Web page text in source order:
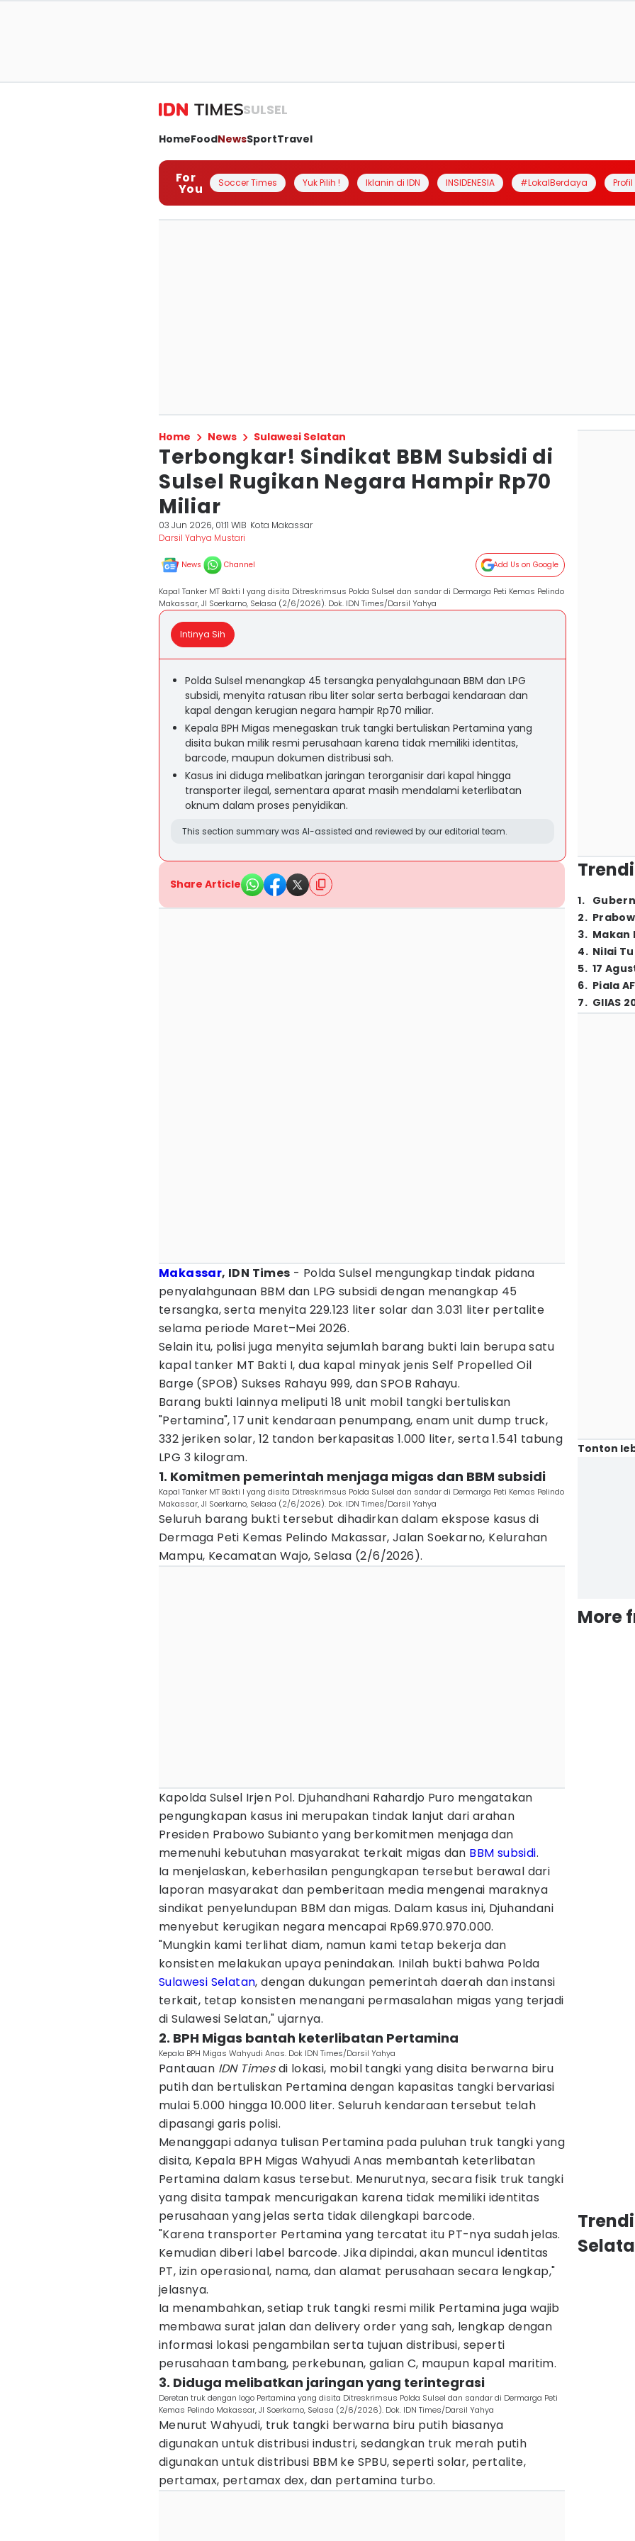
SULSEL
HomeFoodNewsSportTravel
For
You Soccer Times Yuk Pilih ! Iklanin di IDN INSIDENESIA #LokalBerdaya
Home News Sulawesi Selatan
Terbongkar! Sindikat BBM Subsidi di
Sulsel Rugikan Negara Hampir Rp70
Miliar
03 Jun 2026, 01:11 WIB Kota Makassar
Darsil Yahya Mustari
News Channel Add Us on Google
Kapal Tanker MT Bakti I yang disita Ditreskrimsus Polda Sulsel dan sandar di Dermarga Peti Kemas Pelindo
Makassar, Jl Soerkarno, Selasa (2/6/2026). Dok. IDN Times/Darsil Yahya
Intinya Sih
Polda Sulsel menangkap 45 tersangka penyalahgunaan BBM dan LPG
subsidi, menyita ratusan ribu liter solar serta berbagai kendaraan dan
kapal dengan kerugian negara hampir Rp70 miliar.
Kepala BPH Migas menegaskan truk tangki bertuliskan Pertamina yang
disita bukan milik resmi perusahaan karena tidak memiliki identitas,
barcode, maupun dokumen distribusi sah.
Kasus ini diduga melibatkan jaringan terorganisir dari kapal hingga
transporter ilegal, sementara aparat masih mendalami keterlibatan
oknum dalam proses penyidikan.
This section summary was AI-assisted and reviewed by our editorial team.
Share Article
Makassar, IDN Times - Polda Sulsel mengungkap tindak pidana
penyalahgunaan BBM dan LPG subsidi dengan menangkap 45
tersangka, serta menyita 229.123 liter solar dan 3.031 liter pertalite
selama periode Maret–Mei 2026.
Selain itu, polisi juga menyita sejumlah barang bukti lain berupa satu
kapal tanker MT Bakti I, dua kapal minyak jenis Self Propelled Oil
Barge (SPOB) Sukses Rahayu 999, dan SPOB Rahayu.
Barang bukti lainnya meliputi 18 unit mobil tangki bertuliskan
"Pertamina", 17 unit kendaraan penumpang, enam unit dump truck,
332 jeriken solar, 12 tandon berkapasitas 1.000 liter, serta 1.541 tabung
LPG 3 kilogram.
1. Komitmen pemerintah menjaga migas dan BBM subsidi
Kapal Tanker MT Bakti I yang disita Ditreskrimsus Polda Sulsel dan sandar di Dermarga Peti Kemas Pelindo
Makassar, Jl Soerkarno, Selasa (2/6/2026). Dok. IDN Times/Darsil Yahya
Seluruh barang bukti tersebut dihadirkan dalam ekspose kasus di
Dermaga Peti Kemas Pelindo Makassar, Jalan Soekarno, Kelurahan
Mampu, Kecamatan Wajo, Selasa (2/6/2026).
Kapolda Sulsel Irjen Pol. Djuhandhani Rahardjo Puro mengatakan
pengungkapan kasus ini merupakan tindak lanjut dari arahan
Presiden Prabowo Subianto yang berkomitmen menjaga dan
memenuhi kebutuhan masyarakat terkait migas dan BBM subsidi.
Ia menjelaskan, keberhasilan pengungkapan tersebut berawal dari
laporan masyarakat dan pemberitaan media mengenai maraknya
sindikat penyelundupan BBM dan migas. Dalam kasus ini, Djuhandani
menyebut kerugikan negara mencapai Rp69.970.970.000.
"Mungkin kami terlihat diam, namun kami tetap bekerja dan
konsisten melakukan upaya penindakan. Inilah bukti bahwa Polda
Sulawesi Selatan, dengan dukungan pemerintah daerah dan instansi
terkait, tetap konsisten menangani permasalahan migas yang terjadi
di Sulawesi Selatan," ujarnya.
2. BPH Migas bantah keterlibatan Pertamina
Kepala BPH Migas Wahyudi Anas. Dok IDN Times/Darsil Yahya
Pantauan IDN Timesdi lokasi, mobil tangki yang disita berwarna biru
putih dan bertuliskan Pertamina dengan kapasitas tangki bervariasi
mulai 5.000 hingga 10.000 liter. Seluruh kendaraan tersebut telah
dipasangi garis polisi.
Menanggapi adanya tulisan Pertamina pada puluhan truk tangki yang
disita, Kepala BPH Migas Wahyudi Anas membantah keterlibatan
Pertamina dalam kasus tersebut. Menurutnya, secara fisik truk tangki
yang disita tampak mencurigakan karena tidak memiliki identitas
perusahaan yang jelas serta tidak dilengkapi barcode.
"Karena transporter Pertamina yang tercatat itu PT-nya sudah jelas.
Kemudian diberi label barcode. Jika dipindai, akan muncul identitas
PT, izin operasional, nama, dan alamat perusahaan secara lengkap,"
jelasnya.
Ia menambahkan, setiap truk tangki resmi milik Pertamina juga wajib
membawa surat jalan dan delivery order yang sah, lengkap dengan
informasi lokasi pengambilan serta tujuan distribusi, seperti
perusahaan tambang, perkebunan, galian C, maupun kapal maritim.
3. Diduga melibatkan jaringan yang terintegrasi
Deretan truk dengan logo Pertamina yang disita Ditreskrimsus Polda Sulsel dan sandar di Dermarga Peti
Kemas Pelindo Makassar, Jl Soerkarno, Selasa (2/6/2026). Dok. IDN Times/Darsil Yahya
Menurut Wahyudi, truk tangki berwarna biru putih biasanya
digunakan untuk distribusi industri, sedangkan truk merah putih
digunakan untuk distribusi BBM ke SPBU, seperti solar, pertalite,
pertamax, pertamax dex, dan pertamina turbo.
1.
2.
3. Makan
4. Nilai
5. 17
6. Piala
7. GIIAS
Tonton
More